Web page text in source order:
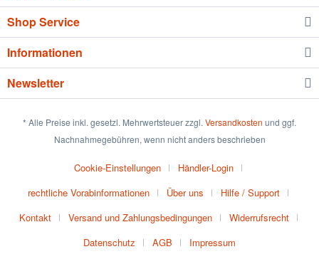
Shop Service
Informationen
Newsletter
* Alle Preise inkl. gesetzl. Mehrwertsteuer zzgl. Versandkosten und ggf.
Nachnahmegebühren, wenn nicht anders beschrieben
Cookie-Einstellungen
Händler-Login
rechtliche Vorabinformationen
Über uns
Hilfe / Support
Kontakt
Versand und Zahlungsbedingungen
Widerrufsrecht
Datenschutz
AGB Impressum